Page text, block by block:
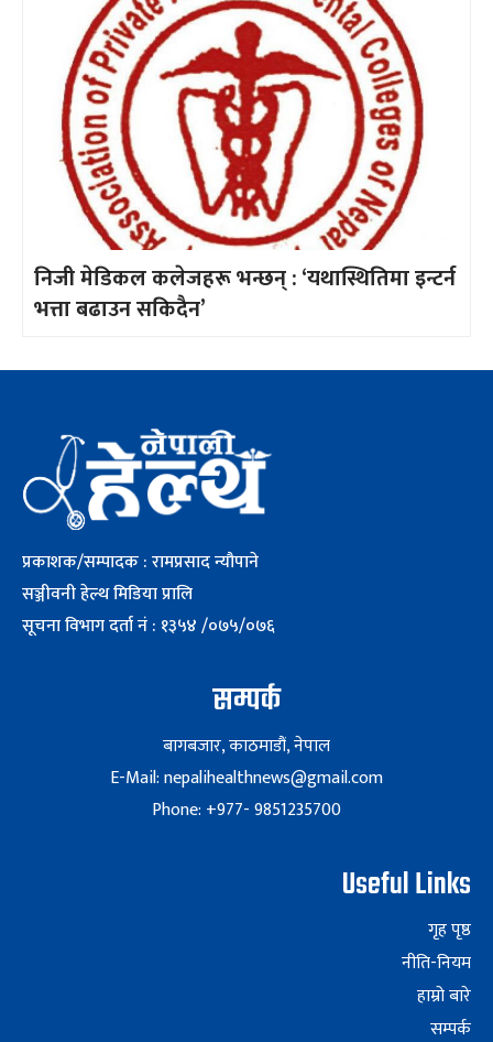
निजी मेडिकल कलेजहरू भन्छन् : ‘यथास्थितिमा इन्टर्न
भत्ता बढाउन सकिदैन’
प्रकाशक/सम्पादक : रामप्रसाद न्यौपाने
सञ्जीवनी हेल्थ मिडिया प्रालि
सूचना विभाग दर्ता नं : १३५४ /०७५/०७६
सम्पर्क
बागबजार, काठमाडौं, नेपाल
E-Mail: nepalihealthnews@gmail.com
Phone: +977- 9851235700
Useful Links
गृह पृष्ठ
नीति-नियम
हाम्रो बारे
सम्पर्क